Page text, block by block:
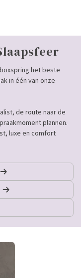
het beste
in één van onze
de route naar de
plannen.
luxe en comfort